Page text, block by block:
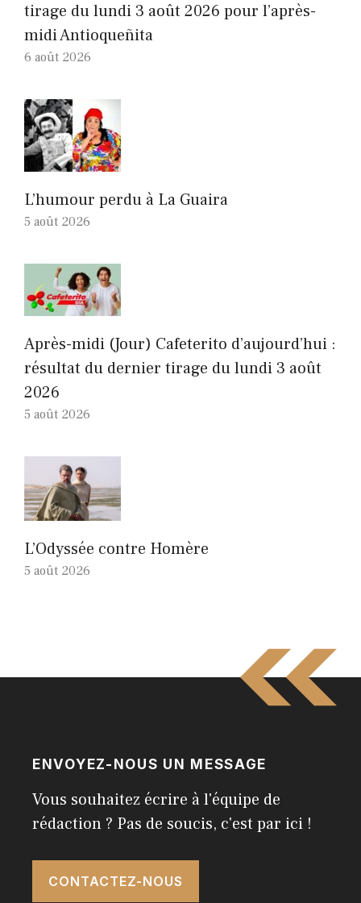
tirage du lundi 3 août 2026 pour l’après-
midi Antioqueñita
6 août 2026
L’humour perdu à La Guaira
5 août 2026
Après-midi (Jour) Cafeterito d’aujourd’hui :
résultat du dernier tirage du lundi 3 août
2026
5 août 2026
L’Odyssée contre Homère
5 août 2026
ENVOYEZ-NOUS UN MESSAGE
Vous souhaitez écrire à l'équipe de
rédaction ? Pas de soucis, c'est par ici !
CONTACTEZ-NOUS